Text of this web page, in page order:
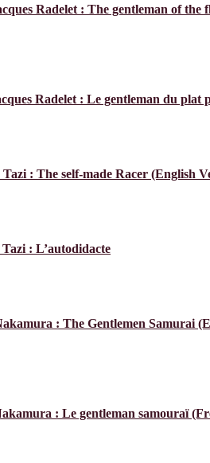
Radelet : The gentleman of the
Radelet : Le gentleman du plat
: The self-made Racer (English
: L’autodidacte
: The Gentlemen Samurai
: Le gentleman samouraï